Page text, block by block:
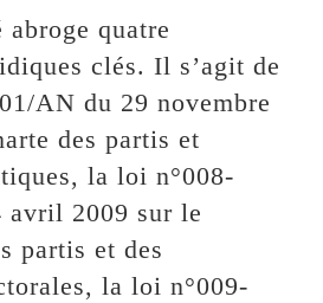
quatre
clés. Il s’agit de
AN du 29 novembre
des partis et
la loi n°008-
avril 2009 sur le
partis et des
la loi n°009-